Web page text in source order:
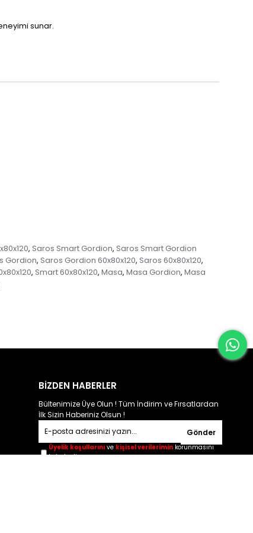
sunar.
, Saros Smart Gordion, Saros Smart Gordion
Gordion, Saros Gordion 60x80x120, Saros 60x80x120,
, Smart 60x80x120, Masa, Masa Gordion, Masa
BİZDEN HABERLER
Bültenimize Üye Olun ! Tüm İndirim ve Fırsatlardan
İlk Sizin Haberiniz Olsun !
Gönder
Üyelik koşullarını ve kişisel verilerimin korunmasını
kabul ediyorum.